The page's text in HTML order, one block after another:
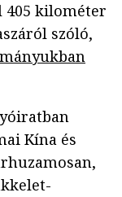
405 kilométer
szóló,
Kína és